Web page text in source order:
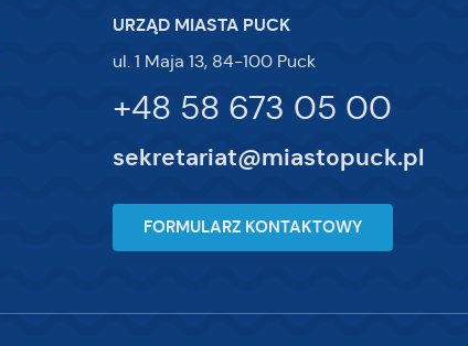
URZĄD MIASTA PUCK
ul. 1 Maja 13, 84-100 Puck
+48 58 673 05 00
sekretariat@miastopuck.pl
FORMULARZ KONTAKTOWY